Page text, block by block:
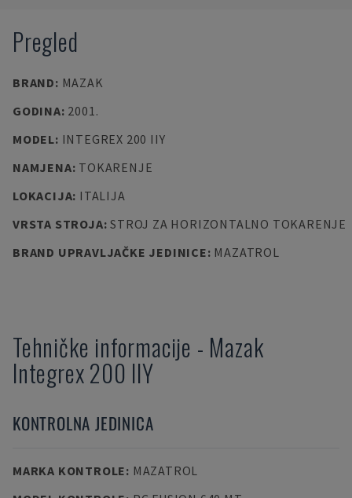
Pregled
BRAND: MAZAK
GODINA: 2001.
MODEL: INTEGREX 200 IIY
NAMJENA: TOKARENJE
LOKACIJA: ITALIJA
VRSTA STROJA:STROJ ZA HORIZONTALNO TOKARENJE
BRAND UPRAVLJAČKE JEDINICE: MAZATROL
Tehničke informacije - Mazak
Integrex 200 IIY
KONTROLNA JEDINICA
MARKA KONTROLE: MAZATROL